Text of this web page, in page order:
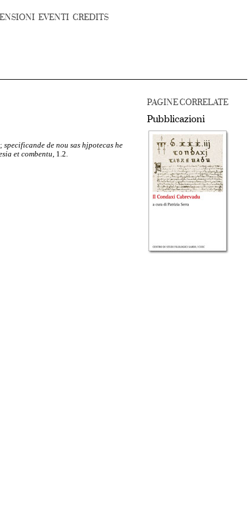
EVENTI CREDITS
PAGINE CORRELATE
Pubblicazioni
specificande de nou sas hjpotecas he
et combentu , 1.2.